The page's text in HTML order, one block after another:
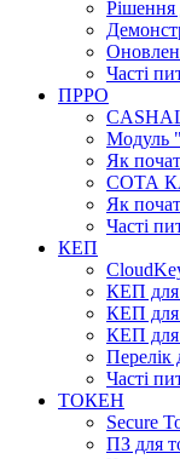
Часті
ПРРО
Модуль
Як
СОТА
Як
Часті
КЕП
КЕП для
КЕП
КЕП
Перелік
Часті
ТОКЕН
Secure
ПЗ для